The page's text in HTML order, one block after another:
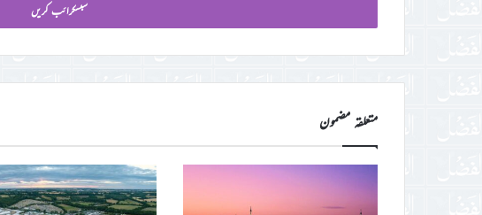
ڈی
متعلقہ مضمون